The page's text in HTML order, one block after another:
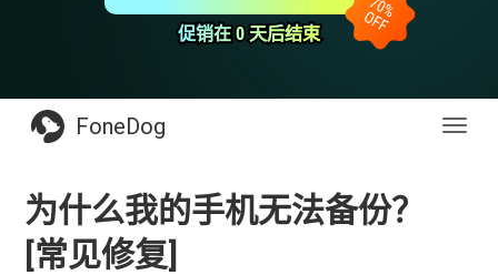
促销在 0 天后结束
促销在 0 天后结束
FoneDog
为什么我的手机无法备份？
[常见修复]